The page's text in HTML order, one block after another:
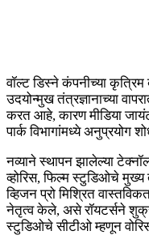
वॉल्ट डिस्ने कंपनीच्या कृत्रिम
उदयोन्मुख तंत्रज्ञानाच्या
करत आहे, कारण मीडिया
पार्क विभागांमध्ये अनुप्रयोग
नव्याने स्थापन झालेल्या
व्होरिस, फिल्म स्टुडिओचे मुख्य
व्हिजन प्रो मिश्रित
नेतृत्व केले, असे रॉयटर्सने
स्टुडिओचे सीटीओ म्हणून